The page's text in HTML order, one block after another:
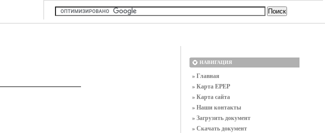
НАВИГАЦИЯ
» Главная
» Карта EPEP
» Карта сайта
» Наши контакты
» Загрузить документ
» Скачать документ